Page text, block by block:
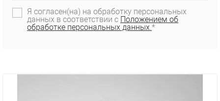
Я согласен(на) на обработку персональных
данных в соответствии с Положением об
обработке персональных данных.*